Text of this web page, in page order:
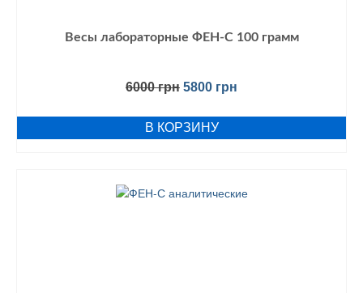
Весы лабораторные ФЕН-С 100 грамм
6000грн 5800 грн
В КОРЗИНУ